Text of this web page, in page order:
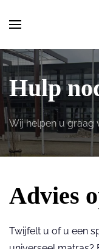
Skip to main
Hulp
Wij helpen u graag
Advies
Twijfelt u of u een